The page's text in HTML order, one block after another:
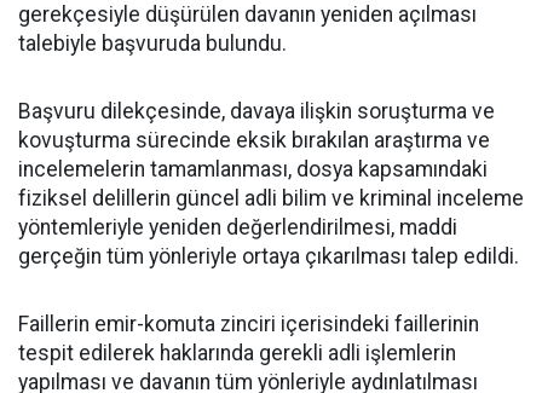
gerekçesiyle düşürülen davanın yeniden açılması
talebiyle başvuruda bulundu.
Başvuru dilekçesinde, davaya ilişkin soruşturma ve
kovuşturma sürecinde eksik bırakılan araştırma ve
incelemelerin tamamlanması, dosya kapsamındaki
fiziksel delillerin güncel adli bilim ve kriminal inceleme
yöntemleriyle yeniden değerlendirilmesi, maddi
gerçeğin tüm yönleriyle ortaya çıkarılması talep edildi.
Faillerin emir-komuta zinciri içerisindeki faillerinin
tespit edilerek haklarında gerekli adli işlemlerin
yapılması ve davanın tüm yönleriyle aydınlatılması